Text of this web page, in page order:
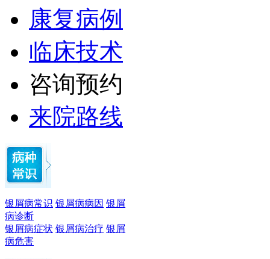
康复病例
临床技术
咨询预约
来院路线
银屑病常识 银屑病病因 银屑
病诊断
银屑病症状 银屑病治疗 银屑
病危害